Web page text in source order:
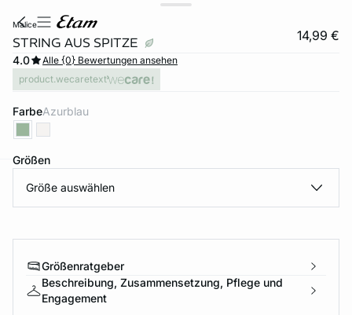
malice
STRING AUS SPITZE 14,99 €
4.0
Alle {0} Bewertungen ansehen
product.wecaretext
Farbe azurblau
Größen
Größe auswählen
Größenratgeber
Beschreibung, Zusammensetzung, Pflege und
Engagement